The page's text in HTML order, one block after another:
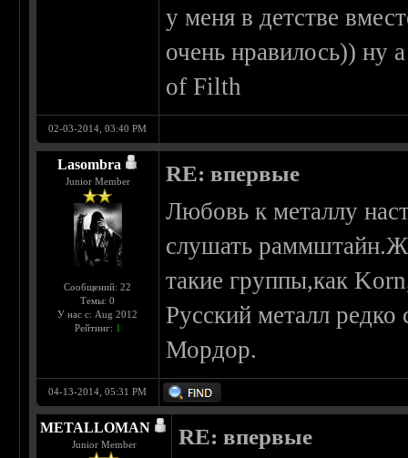
у меня в детстве
очень нравилось)) ну
of Filth
02-03-2014, 03:40 PM
Lasombra
Junior Member
Сообщений: 22
Темы: 0
У нас с: Aug 2012
Рейтинг: 1
RE: впервые
Любовь к металлу
слушать
такие группы,как
Русский металл
Мордор.
04-13-2014, 05:31 PM
METALLOMAN
Junior Member RE: впервые